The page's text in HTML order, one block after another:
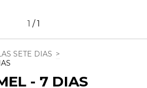
1 /1
SETE DIAS >
- 7 DIAS